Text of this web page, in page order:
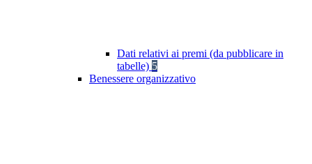
Dati relativi ai premi (da pubblicare in
tabelle) 5
Benessere organizzativo